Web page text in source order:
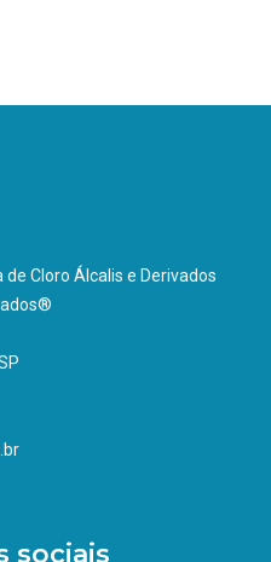
Cloro Álcalis e Derivados
sociais